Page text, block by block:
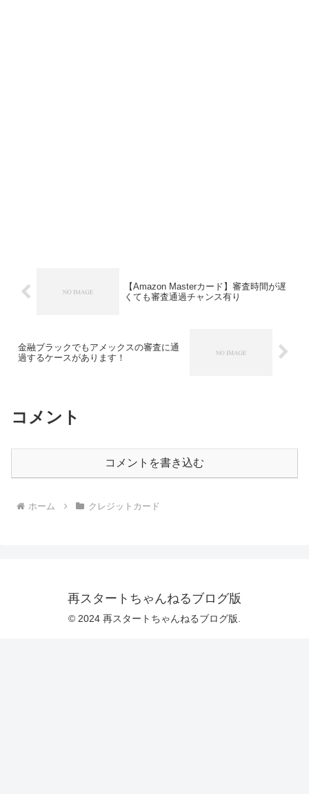
【Amazon Masterカード】審査時間が遅
くても審査通過チャンス有り
金融ブラックでもアメックスの審査に通
過するケースがあります！
コメント
コメントを書き込む
ホーム クレジットカード
再スタートちゃんねるブログ版
© 2024 再スタートちゃんねるブログ版.